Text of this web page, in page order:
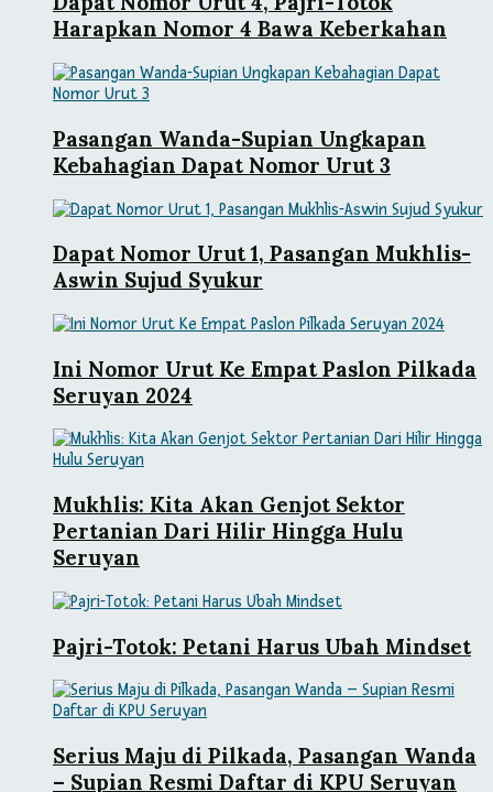
Harapkan Nomor 4 Bawa Keberkahan
Pasangan Wanda-Supian Ungkapan
Kebahagian Dapat Nomor Urut 3
Dapat Nomor Urut 1, Pasangan Mukhlis-
Aswin Sujud Syukur
Ini Nomor Urut Ke Empat Paslon Pilkada
Seruyan 2024
Mukhlis: Kita Akan Genjot Sektor
Pertanian Dari Hilir Hingga Hulu
Seruyan
Pajri-Totok: Petani Harus Ubah Mindset
Serius Maju di Pilkada, Pasangan Wanda
– Supian Resmi Daftar di KPU Seruyan